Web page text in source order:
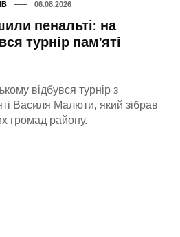
06.08.2026
пенальті: на
турнір пам’яті
відбувся турнір з
Василя Малюти, який зібрав
громад району.